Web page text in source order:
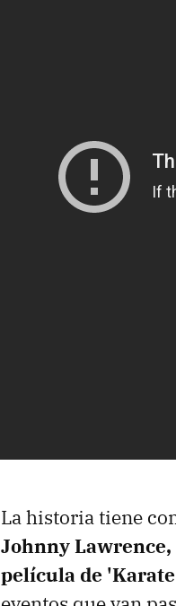
La historia tiene
Johnny
película de